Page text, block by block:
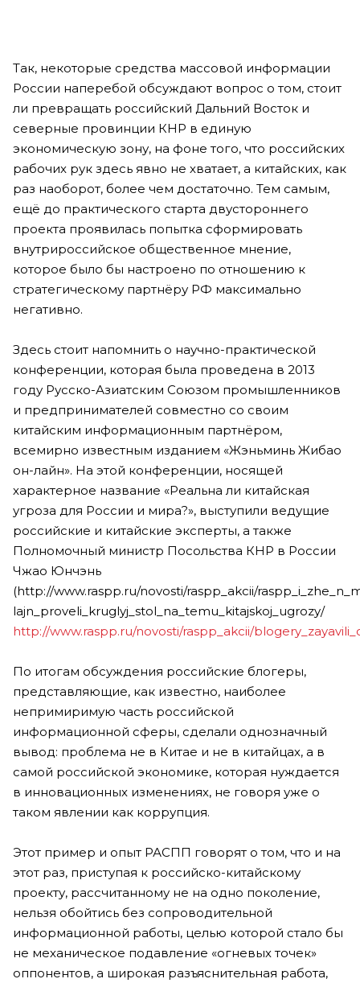
Так, некоторые средства массовой информации
России наперебой обсуждают вопрос о том, стоит
ли превращать российский Дальний Восток и
северные провинции КНР в единую
экономическую зону, на фоне того, что российских
рабочих рук здесь явно не хватает, а китайских, как
раз наоборот, более чем достаточно. Тем самым,
ещё до практического старта двустороннего
проекта проявилась попытка сформировать
внутрироссийское общественное мнение,
которое было бы настроено по отношению к
стратегическому партнёру РФ максимально
негативно.
Здесь стоит напомнить о научно-практической
конференции, которая была проведена в 2013
году Русско-Азиатским Союзом промышленников
и предпринимателей совместно со своим
китайским информационным партнёром,
всемирно известным изданием «Жэньминь Жибао
он-лайн». На этой конференции, носящей
характерное название «Реальна ли китайская
угроза для России и мира?», выступили ведущие
российские и китайские эксперты, а также
Полномочный министр Посольства КНР в России
Чжао Юнчэнь
(http://www.raspp.ru/novosti/raspp_akcii/
lajn_proveli_kruglyj_stol_na_temu_kitajskoj_ugrozy/
http://www.raspp.ru/novosti/raspp_akcii/
По итогам обсуждения российские блогеры,
представляющие, как известно, наиболее
непримиримую часть российской
информационной сферы, сделали однозначный
вывод: проблема не в Китае и не в китайцах, а в
самой российской экономике, которая нуждается
в инновационных изменениях, не говоря уже о
таком явлении как коррупция.
Этот пример и опыт РАСПП говорят о том, что и на
этот раз, приступая к российско-китайскому
проекту, рассчитанному не на одно поколение,
нельзя обойтись без сопроводительной
информационной работы, целью которой стало бы
не механическое подавление «огневых точек»
оппонентов, а широкая разъяснительная работа,